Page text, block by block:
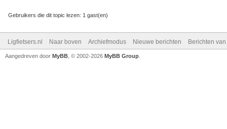
Gebruikers die dit topic lezen: 1 gast(en)
Ligfietsers.nl Naar boven Archiefmodus Nieuwe berichten Berichten
Aangedreven door MyBB , © 2002-2026 MyBB Group